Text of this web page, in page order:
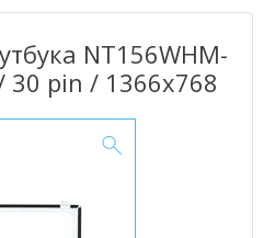
NT156WHM-
30 pin / 1366x768